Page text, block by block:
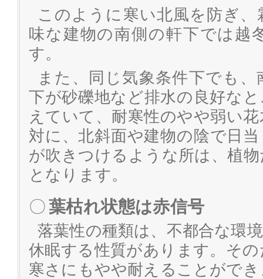
このように寒い北風を防ぎ
味な建物の南側の軒下では越
す。
また、同じ気象条件下でも
下が砂礫地など排水の良好な
えていて、耐寒性のやや弱い
対に、北斜面や建物の陰で日
が吹きつけるような所は、植
となります。
〇葉枯れ状態は赤信号
落葉性の種類は、不都合な環
休眠する性質があります。そ
寒さにもやや耐えることがで